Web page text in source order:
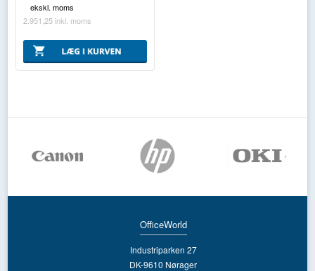
ekskl. moms
2.951,25 inkl. moms
OfficeWorld
Industriparken 27
DK-9610 Nørager